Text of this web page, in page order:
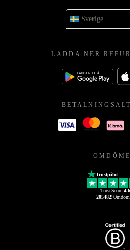
Sverige
LADDA NER
Trustpilot
TrustScore 4.6
205482